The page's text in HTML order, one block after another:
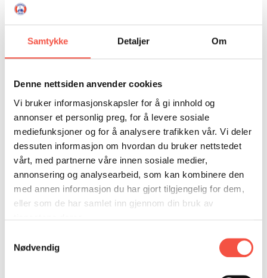
Samtykke Detaljer Om
Denne nettsiden anvender cookies
Vi bruker informasjonskapsler for å gi innhold og
annonser et personlig preg, for å levere sosiale
mediefunksjoner og for å analysere trafikken vår. Vi deler
dessuten informasjon om hvordan du bruker nettstedet
vårt, med partnerne våre innen sosiale medier,
annonsering og analysearbeid, som kan kombinere den
med annen informasjon du har gjort tilgjengelig for dem,
eller som de har samlet inn gjennom din bruk av
Nødvendig
Mål i djupne,
byggeår
orginalt
Skipperar
Peder Andresen Korsfur (1919-1924)
Otnes (1922)
Forlist Forliste i Kvitsjøen 25. april 1924
Utfyllande
Ved forliset låg «Godøy» berre 500 meter unna.
Mannskapet på «Kap Flora» fann ikkje
Murmanskkysten. Mannskapet på «Godøy»
høyrde om forliset først då dei kom inn til